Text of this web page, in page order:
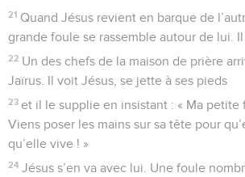
21 Quand Jésus revient en barque de
grande foule se rassemble autour de lui. Il
22 Un des chefs de la maison de prière
Jaïrus. Il voit Jésus, se jette à ses pieds
23 et il le supplie en insistant : « Ma petite
Viens poser les mains sur sa tête pour
qu’elle vive ! »
24 Jésus s’en va avec lui. Une foule